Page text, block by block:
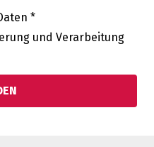
*
und Verarbeitung